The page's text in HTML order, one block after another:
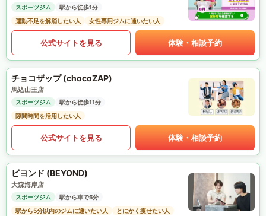
スポーツジム
駅から徒歩1分
運動不足を解消したい人
女性専用ジムに通いたい人
公式サイトを見る 体験・相談予約
チョコザップ (chocoZAP)
馬込山王店
スポーツジム
駅から徒歩11分
隙間時間を活用したい人
公式サイトを見る 体験・相談予約
ビヨンド (BEYOND)
大森海岸店
スポーツジム
駅から車で5分
駅から5分以内のジムに通いたい人
とにかく痩せたい人